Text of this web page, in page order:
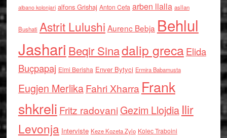
albano kolonjari alfons Grishaj Anton Cefa arben llalla asllan
Bushati Astrit Lulushi Aurenc Bebja Behlul
Jashari Beqir Sinadalip grecaElida
Buçpapaj Elmi Berisha Enver Bytyci Ermira Babamusta
Eugjen MerlikaFahri Xharra Frank
shkreli Fritz radovaniGezim Llojdia Ilir
Levonja Interviste Keze Kozeta Zylo Kolec Traboini